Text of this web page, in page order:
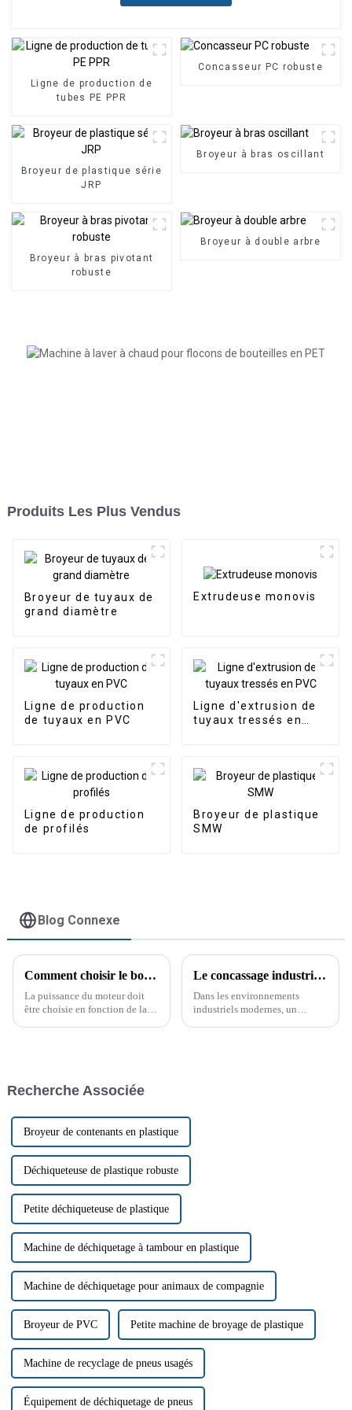
Ligne de production de
tubes PE PPR
Concasseur PC robuste
Broyeur de plastique série
JRP
Broyeur à bras oscillant
Broyeur à bras pivotant
robuste
Broyeur à double arbre
Produits Les Plus Vendus
Broyeur de tuyaux de
grand diamètre
Extrudeuse monovis
Ligne de production
de tuyaux en PVC
Ligne d'extrusion de
tuyaux tressés en
Ligne de production
de profilés
Broyeur de plastique
SMW
Blog Connexe
Comment choisir le bon moteur
La puissance du moteur doit
être choisie en fonction de la
points suivants doivent être
Le concassage industriel simplifié grâce au concasseur PC Strong
Dans les environnements
industriels modernes, un
Recherche Associée
Broyeur de contenants en plastique
Déchiqueteuse de plastique robuste
Petite déchiqueteuse de plastique
Machine de déchiquetage à tambour en plastique
Machine de déchiquetage pour animaux de compagnie
Broyeur de PVC Petite machine de broyage de plastique
Machine de recyclage de pneus usagés
Équipement de déchiquetage de pneus